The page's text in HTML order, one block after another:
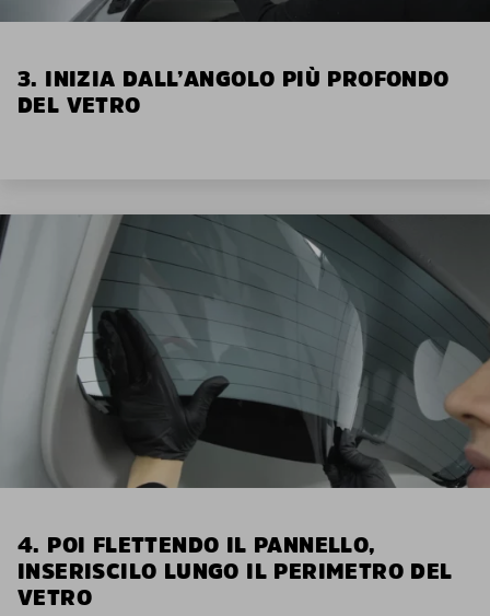
3. INIZIA DALL’ANGOLO PIÙ PROFONDO
DEL VETRO
4. POI FLETTENDO IL PANNELLO,
INSERISCILO LUNGO IL PERIMETRO DEL
VETRO